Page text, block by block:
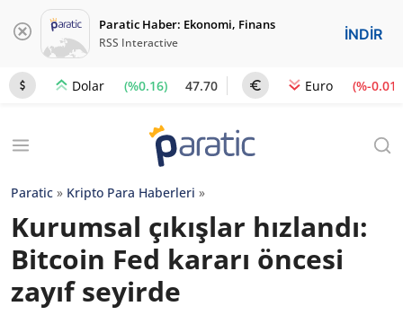
Paratic Haber: Ekonomi, Finans
RSS Interactive İNDİR
Dolar (%0.16) 47.70 Euro (%-0.01)
Paratic » Kripto Para Haberleri »
Kurumsal çıkışlar hızlandı:
Bitcoin Fed kararı öncesi
zayıf seyirde